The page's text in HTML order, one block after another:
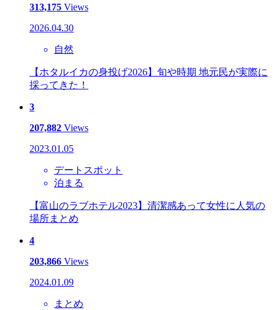
313,175 Views
2026.04.30
自然
【ホタルイカの身投げ2026】旬や時期 地元民が実際に
採ってきた！
3
207,882 Views
2023.01.05
デートスポット
泊まる
【富山のラブホテル2023】清潔感あって女性に人気の
場所まとめ
4
203,866 Views
2024.01.09
まとめ